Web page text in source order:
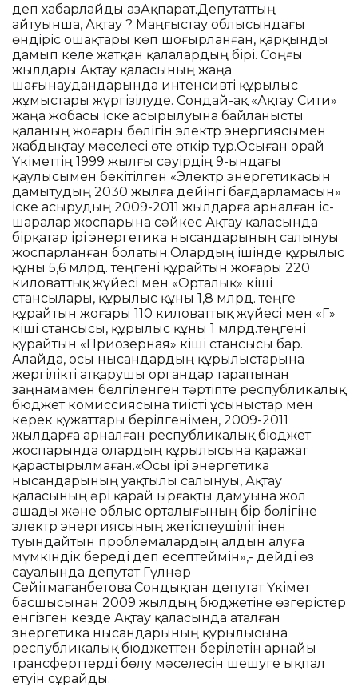
деп хабарлайды ҚазАқпарат.Депутаттың
айтуынша, Ақтау ? Маңғыстау облысындағы
өндіріс ошақтары көп шоғырланған, қарқынды
дамып келе жатқан қалалардың бірі. Соңғы
жылдары Ақтау қаласының жаңа
шағынаудандарында интенсивті құрылыс
жұмыстары жүргізілуде. Сондай-ақ «Ақтау Сити»
жаңа жобасы іске асырылуына байланысты
қаланың жоғары бөлігін электр энергиясымен
жабдықтау мәселесі өте өткір тұр.Осыған орай
Үкіметтің 1999 жылғы сәуірдің 9-ындағы
қаулысымен бекітілген «Электр энергетикасын
дамытудың 2030 жылға дейінгі бағдарламасын»
іске асырудың 2009-2011 жылдарға арналған іс-
шаралар жоспарына сәйкес Ақтау қаласында
бірқатар ірі энергетика нысандарының салынуы
жоспарланған болатын.Олардың ішінде құрылыс
құны 5,6 млрд. теңгені құрайтын жоғары 220
киловаттық жүйесі мен «Орталық» кіші
стансылары, құрылыс құны 1,8 млрд. теңге
құрайтын жоғары 110 киловаттық жүйесі мен «Г»
кіші стансысы, құрылыс құны 1 млрд.теңгені
құрайтын «Приозерная» кіші стансысы бар.
Алайда, осы нысандардың құрылыстарына
жергілікті атқарушы органдар тарапынан
заңнамамен белгіленген тәртіпте республикалық
бюджет комиссиясына тиісті ұсыныстар мен
керек құжаттары берілгенімен, 2009-2011
жылдарға арналған республикалық бюджет
жоспарында олардың құрылысына қаражат
қарастырылмаған.«Осы ірі энергетика
нысандарының уақтылы салынуы, Ақтау
қаласының әрі қарай ырғақты дамуына жол
ашады және облыс орталығының бір бөлігіне
электр энергиясының жетіспеушілігінен
туындайтын проблемалардың алдын алуға
мүмкіндік береді деп есептеймін»,- дейді өз
сауалында депутат Гүлнәр
Сейітмағанбетова.Сондықтан депутат Үкімет
басшысынан 2009 жылдың бюджетіне өзгерістер
енгізген кезде Ақтау қаласында аталған
энергетика нысандарының құрылысына
республикалық бюджеттен берілетін арнайы
трансферттерді бөлу мәселесін шешуге ықпал
етуін сұрайды.